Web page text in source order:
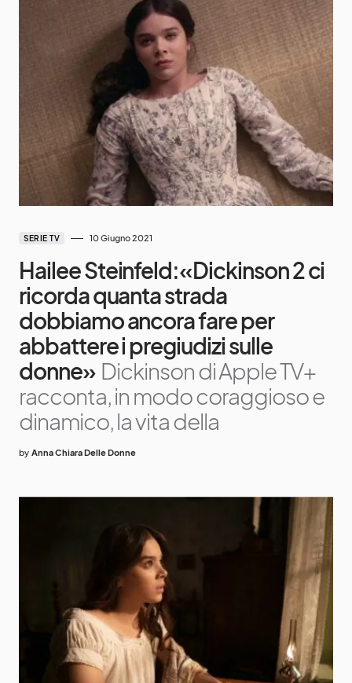
SERIE TV 10 Giugno 2021
Hailee Steinfeld:«Dickinson 2 ci
ricorda quanta strada
dobbiamo ancora fare per
abbattere i pregiudizi sulle
donne» Dickinson di Apple TV+
racconta, in modo coraggioso e
dinamico, la vita della
by Anna Chiara Delle Donne